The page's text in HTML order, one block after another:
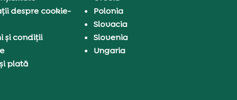
despre cookie-
și condiții
plată
Polonia
Slovacia
Slovenia
Ungaria